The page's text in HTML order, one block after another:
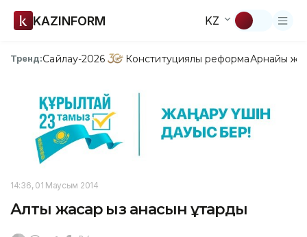
KAZINFORM KZ
Тренд:Сайлау-2026 Конституциялық реформаАрнайы
14:36, 01 Маусым 2014
Алты жасар қыз анасын құтқарды